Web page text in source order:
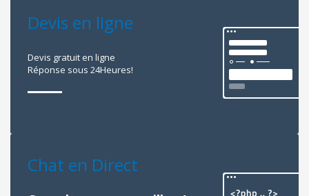
Devis en ligne
Devis gratuit en ligne
Réponse sous 24Heures!
Chat en Direct